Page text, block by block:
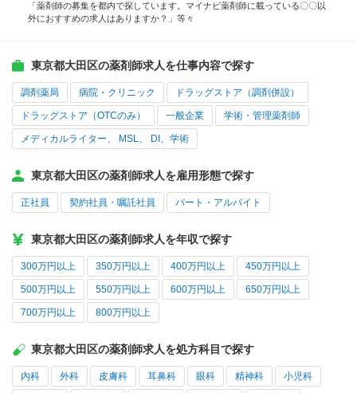
「薬剤師の募集を都内で探しています。マイナビ薬剤師に載っている〇〇以
外におすすめの求人はありますか？」等々
東京都大田区の薬剤師求人を仕事内容で探す
調剤薬局 病院・クリニック ドラッグストア（調剤併設）
ドラッグストア（OTCのみ） 一般企業 学術・管理薬剤師
メディカルライター、 MSL、 DI、学術
東京都大田区の薬剤師求人を雇用形態で探す
正社員 契約社員・嘱託社員 パート・アルバイト
東京都大田区の薬剤師求人を年収で探す
300万円以上 350万円以上 400万円以上 450万円以上
500万円以上 550万円以上 600万円以上 650万円以上
700万円以上 800万円以上
東京都大田区の薬剤師求人を処方科目で探す
内科 外科 皮膚科 耳鼻科 眼科 精神科 小児科